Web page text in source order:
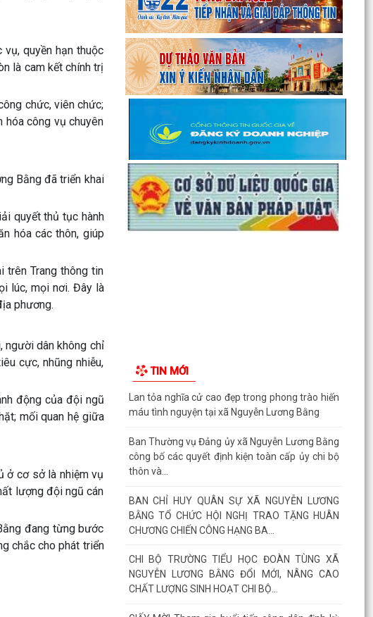
quyền hạn thuộc
là cam kết chính trị
chức, viên chức;
hóa công vụ chuyên
Bằng đã triển khai
quyết thủ tục hành
hóa các thôn, giúp
trên Trang thông tin
lúc, mọi nơi. Đây là
phương.
người dân không chỉ
cực, nhũng nhiễu,
động của đội ngũ
mối quan hệ giữa
ở cơ sở là nhiệm vụ
lượng đội ngũ cán
đang từng bước
chắc cho phát triển
TIN MỚI
ĐỘI TUYỂN U10 XÃ NGUYỄN LƯƠNG BẰNG RA
QUÂN ĐẠI THẮNG TẠI GIẢI BÓNG ĐÁ HOA
PHƯỢNG THÀNH PHỐ HẢI...
ĐỘI TUYỂN U10 XÃ NGUYỄN LƯƠNG BẰNG SẴN
SÀNG TRANH TÀI TẠI GIẢI BÓNG ĐÁ HOA
Lan tỏa nghĩa cử cao đẹp trong phong trào hiến
Ban Thường vụ Đảng ủy xã Nguyễn Lương Bằng
công bố các quyết định kiện toàn cấp ủy chi bộ
thôn và...
của đồng chí Chủ tịch UBND xã
Công văn V/v đề xuất việc tổ chức tiếp công dân
định kỳ ngày 05 tháng 8 năm 2026
ĐOÀN THANH NIÊN XÃ NGUYỄN LƯƠNG BẰNG
TỔ CHỨC THÀNH CÔNG CHƯƠNG TRÌNH TỔNG
KẾT CHIẾN DỊCH MÙA HÈ...
XÃ NGUYỄN LƯƠNG BẰNG TỔ CHỨC BẾ MẠC VÀ
TRAO GIẢI BÓNG ĐÁ THIẾU NIÊN, NHI ĐỒNG HÈ
NĂM 2026
CÔNG AN XÃ NGUYỄN LƯƠNG BẰNG TỔ CHỨC
HỘI NGHỊ SƠ KẾT MÔ HÌNH ĐỘI TỰ QUẢN
PHÒNG CHÁY, CHỮA CHÁY VÀ...